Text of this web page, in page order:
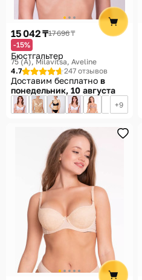
15 042 ₸17 696 ₸
-15%
Бюстгальтер
75 (A) Milavitsa, Aveline
4.7
247 отзывов
Доставим бесплатно в
понедельник, 10 августа
9